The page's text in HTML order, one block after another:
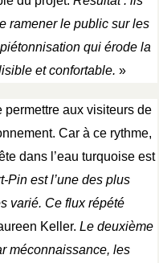
ramener le public sur les
qui érode la
et confortable. »
permettre aux visiteurs de
Car à ce rythme,
dans l’eau turquoise est
Pin est l’une des plus
varié. Ce flux répété
Keller. Le deuxième
méconnaissance, les